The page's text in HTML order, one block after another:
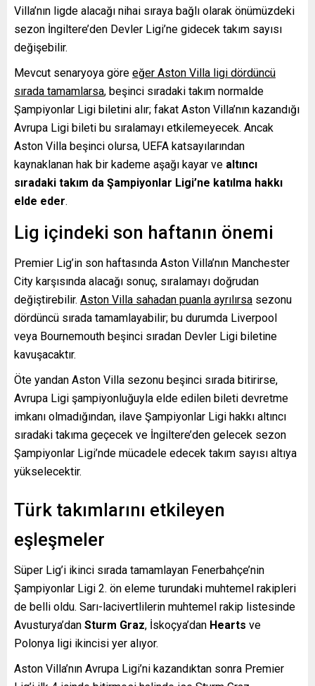
Villa’nın ligde alacağı nihai sıraya bağlı olarak önümüzdeki
sezon İngiltere’den Devler Ligi’ne gidecek takım sayısı
değişebilir.
Mevcut senaryoya göre eğer Aston Villa ligi dördüncü
sırada tamamlarsa, beşinci sıradaki takım normalde
Şampiyonlar Ligi biletini alır; fakat Aston Villa’nın kazandığı
Avrupa Ligi bileti bu sıralamayı etkilemeyecek. Ancak
Aston Villa beşinci olursa, UEFA katsayılarından
kaynaklanan hak bir kademe aşağı kayar ve altıncı
sıradaki takım da Şampiyonlar Ligi’ne katılma hakkı
elde eder.
Lig içindeki son haftanın önemi
Premier Lig’in son haftasında Aston Villa’nın Manchester
City karşısında alacağı sonuç, sıralamayı doğrudan
değiştirebilir. Aston Villa sahadan puanla ayrılırsa sezonu
dördüncü sırada tamamlayabilir; bu durumda Liverpool
veya Bournemouth beşinci sıradan Devler Ligi biletine
kavuşacaktır.
Öte yandan Aston Villa sezonu beşinci sırada bitirirse,
Avrupa Ligi şampiyonluğuyla elde edilen bileti devretme
imkanı olmadığından, ilave Şampiyonlar Ligi hakkı altıncı
sıradaki takıma geçecek ve İngiltere’den gelecek sezon
Şampiyonlar Ligi’nde mücadele edecek takım sayısı altıya
yükselecektir.
Türk takımlarını etkileyen
eşleşmeler
Süper Lig’i ikinci sırada tamamlayan Fenerbahçe’nin
Şampiyonlar Ligi 2. ön eleme turundaki muhtemel rakipleri
de belli oldu. Sarı-lacivertlilerin muhtemel rakip listesinde
Avusturya’dan Sturm Graz, İskoçya’dan Hearts ve
Polonya ligi ikincisi yer alıyor.
Aston Villa’nın Avrupa Ligi’ni kazandıktan sonra Premier